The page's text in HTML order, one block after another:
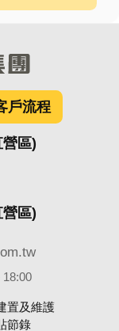
戶流程
區)
區)
置及維護
節錄